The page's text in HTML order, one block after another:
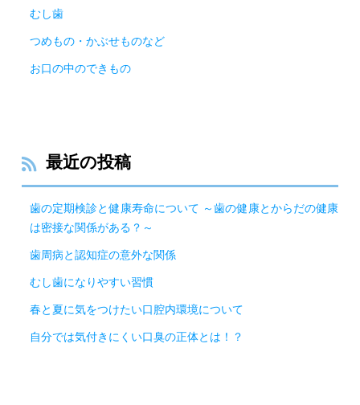
むし歯
つめもの・かぶせものなど
お口の中のできもの
最近の投稿
歯の定期検診と健康寿命について ～歯の健康とからだの健康
は密接な関係がある？～
歯周病と認知症の意外な関係
むし歯になりやすい習慣
春と夏に気をつけたい口腔内環境について
自分では気付きにくい口臭の正体とは！？